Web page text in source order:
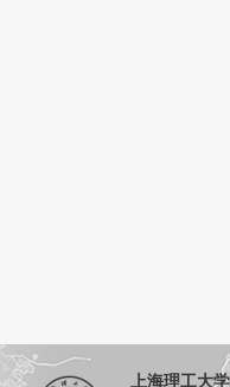
上海理工大学